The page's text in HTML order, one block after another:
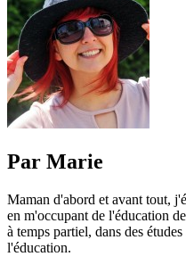
Par Marie
Maman d'abord et avant tout,
en m'occupant de l'éducation
à temps partiel, dans des
l'éducation.